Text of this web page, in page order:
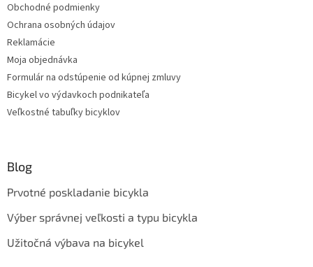
Obchodné podmienky
Ochrana osobných údajov
Reklamácie
Moja objednávka
Formulár na odstúpenie od kúpnej zmluvy
Bicykel vo výdavkoch podnikateľa
Veľkostné tabuľky bicyklov
Blog
Prvotné poskladanie bicykla
Výber správnej veľkosti a typu bicykla
Užitočná výbava na bicykel